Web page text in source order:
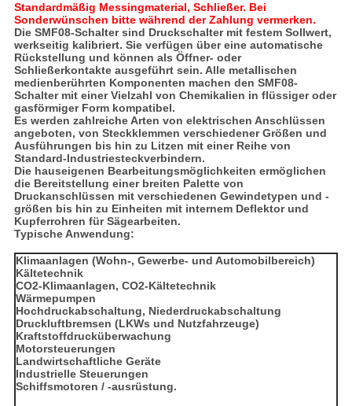
Standardmäßig Messingmaterial, Schließer. Bei
Sonderwünschen bitte während der Zahlung vermerken.
Die SMF08-Schalter sind Druckschalter mit festem Sollwert,
werkseitig kalibriert. Sie verfügen über eine automatische
Rückstellung und können als Öffner- oder
Schließerkontakte ausgeführt sein. Alle metallischen
medienberührten Komponenten machen den SMF08-
Schalter mit einer Vielzahl von Chemikalien in flüssiger oder
gasförmiger Form kompatibel.
Es werden zahlreiche Arten von elektrischen Anschlüssen
angeboten, von Steckklemmen verschiedener Größen und
Ausführungen bis hin zu Litzen mit einer Reihe von
Standard-Industriesteckverbindern.
Die hauseigenen Bearbeitungsmöglichkeiten ermöglichen
die Bereitstellung einer breiten Palette von
Druckanschlüssen mit verschiedenen Gewindetypen und -
größen bis hin zu Einheiten mit internem Deflektor und
Kupferrohren für Sägearbeiten.
Typische Anwendung:
Klimaanlagen (Wohn-, Gewerbe- und Automobilbereich)
Kältetechnik
CO2-Klimaanlagen, CO2-Kältetechnik
Wärmepumpen
Hochdruckabschaltung, Niederdruckabschaltung
Druckluftbremsen (LKWs und Nutzfahrzeuge)
Kraftstoffdrucküberwachung
Motorsteuerungen
Landwirtschaftliche Geräte
Industrielle Steuerungen
Schiffsmotoren / -ausrüstung.